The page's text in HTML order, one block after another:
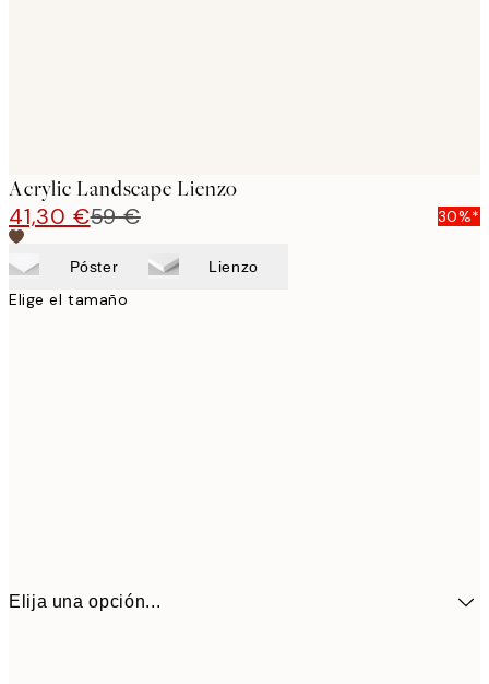
Acrylic Landscape Lienzo
41,30 €59 € 30%*
Póster Lienzo
Elige el tamaño
Elija una opción...